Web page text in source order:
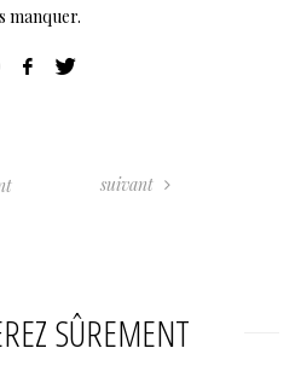
manquer.
suivant
SÛREMENT